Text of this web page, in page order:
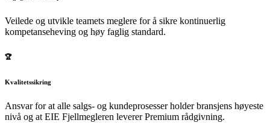
Veilede og utvikle teamets meglere for å sikre kontinuerlig
kompetanseheving og høy faglig standard.
🏆
Kvalitetssikring
Ansvar for at alle salgs- og kundeprosesser holder bransjens høyeste
nivå og at EIE Fjellmegleren leverer Premium rådgivning.